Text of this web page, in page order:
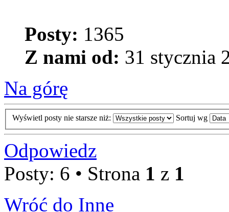
Posty: 1365
Z nami od: 31 stycznia
Na górę
Wyświetl posty nie starsze niż: Sortuj wg
Odpowiedz
Posty: 6 • Strona 1 z 1
Wróć do Inne